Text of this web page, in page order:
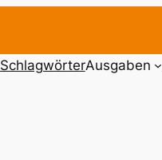
SchlagwörterAusgaben